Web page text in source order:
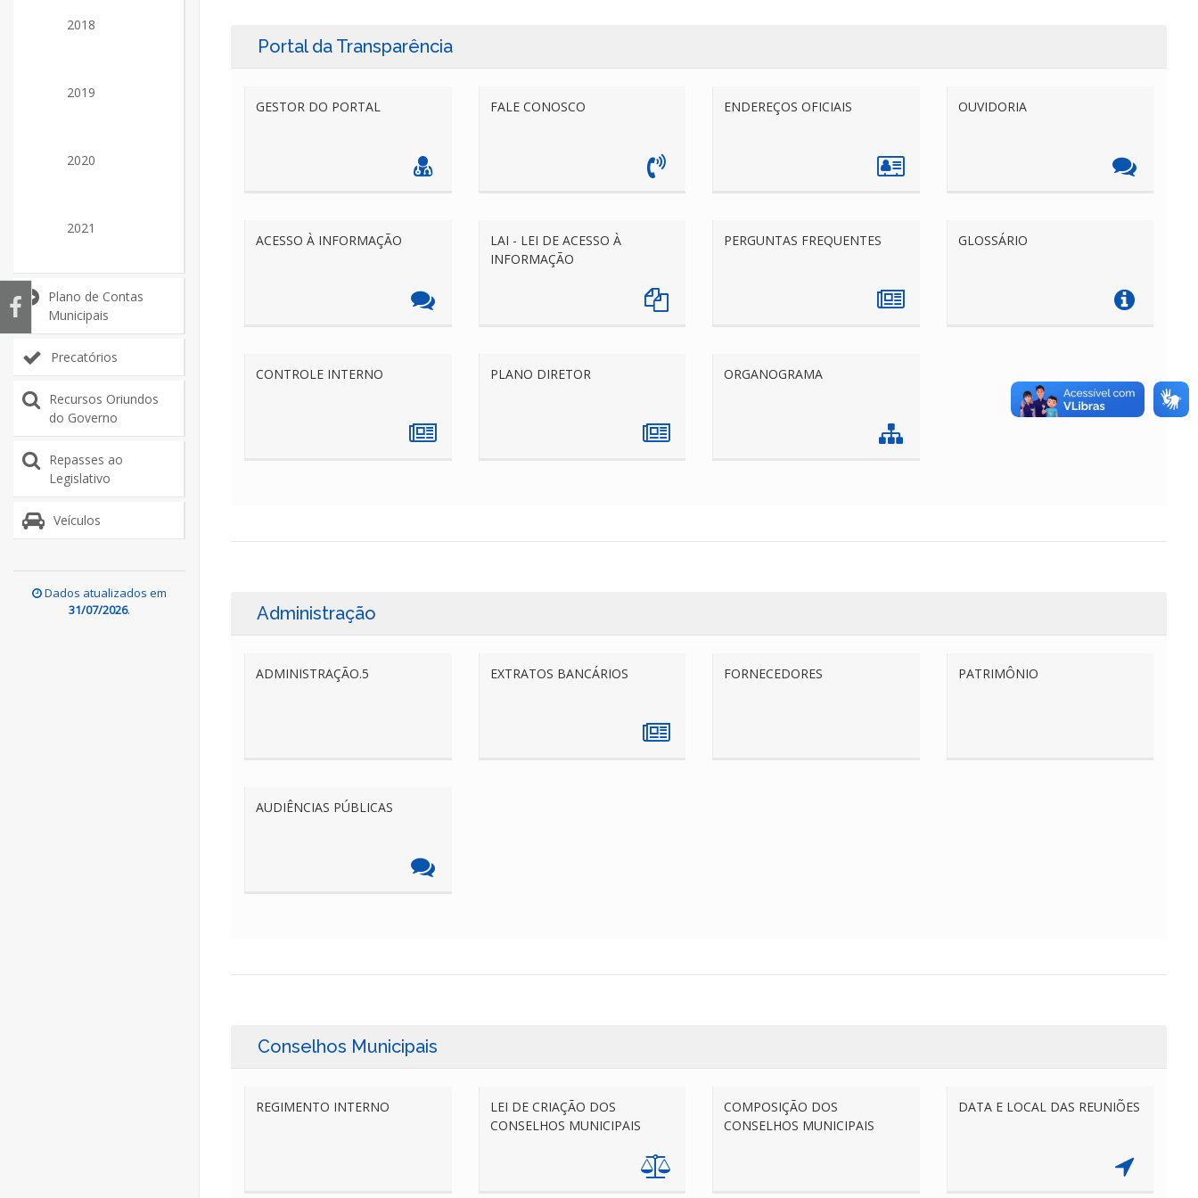
2018
2019
2020
2021
Plano de Contas
Municipais
Precatórios
Recursos Oriundos
do Governo
Repasses ao
Legislativo
Veículos
Dados atualizados em
31/07/2026.
Portal da Transparência
GESTOR DO PORTAL FALE CONOSCO ENDEREÇOS OFICIAIS OUVIDORIA
ACESSO À INFORMAÇÃO
LAI - LEI DE ACESSO À
INFORMAÇÃO
PERGUNTAS FREQUENTES GLOSSÁRIO
CONTROLE INTERNO PLANO DIRETOR ORGANOGRAMA
Administração
ADMINISTRAÇÃO.5 EXTRATOS BANCÁRIOS FORNECEDORES PATRIMÔNIO
AUDIÊNCIAS PÚBLICAS
Conselhos Municipais
REGIMENTO INTERNO
LEI DE CRIAÇÃO DOS
CONSELHOS MUNICIPAIS
COMPOSIÇÃO DOS
CONSELHOS MUNICIPAIS
DATA E LOCAL DAS REUNIÕES